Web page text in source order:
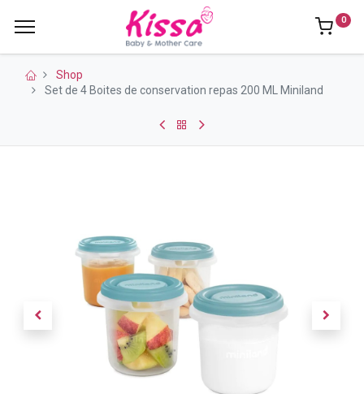
0
Shop
Set de 4 Boites de conservation repas 200 ML Miniland